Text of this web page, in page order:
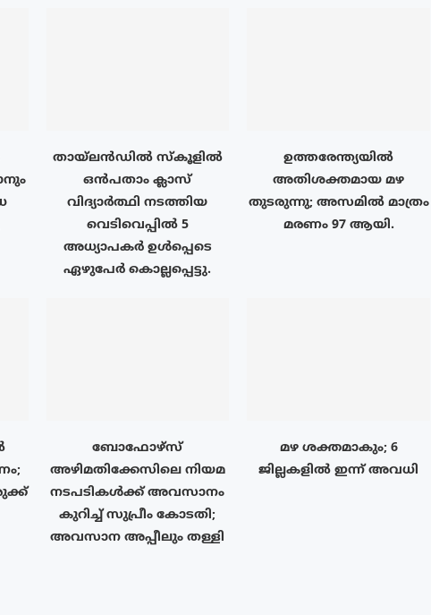
തായ്‌ലൻഡിൽ സ്കൂളിൽ
ഒൻപതാം ക്ലാസ്
വിദ്യാർത്ഥി നടത്തിയ
വെടിവെപ്പിൽ 5
അധ്യാപകർ ഉൾപ്പെടെ
ഏഴുപേർ കൊല്ലപ്പെട്ടു.
ഉത്തരേന്ത്യയിൽ
അതിശക്തമായ മഴ
തുടരുന്നു; അസമിൽ മാത്രം
മരണം 97 ആയി.
ബോഫോഴ്‌സ്
അഴിമതിക്കേസിലെ നിയമ
നടപടികൾക്ക് അവസാനം
കുറിച്ച് സുപ്രീം കോടതി;
അവസാന അപ്പീലും തള്ളി
മഴ ശക്തമാകും; 6
ജില്ലകളിൽ ഇന്ന് അവധി